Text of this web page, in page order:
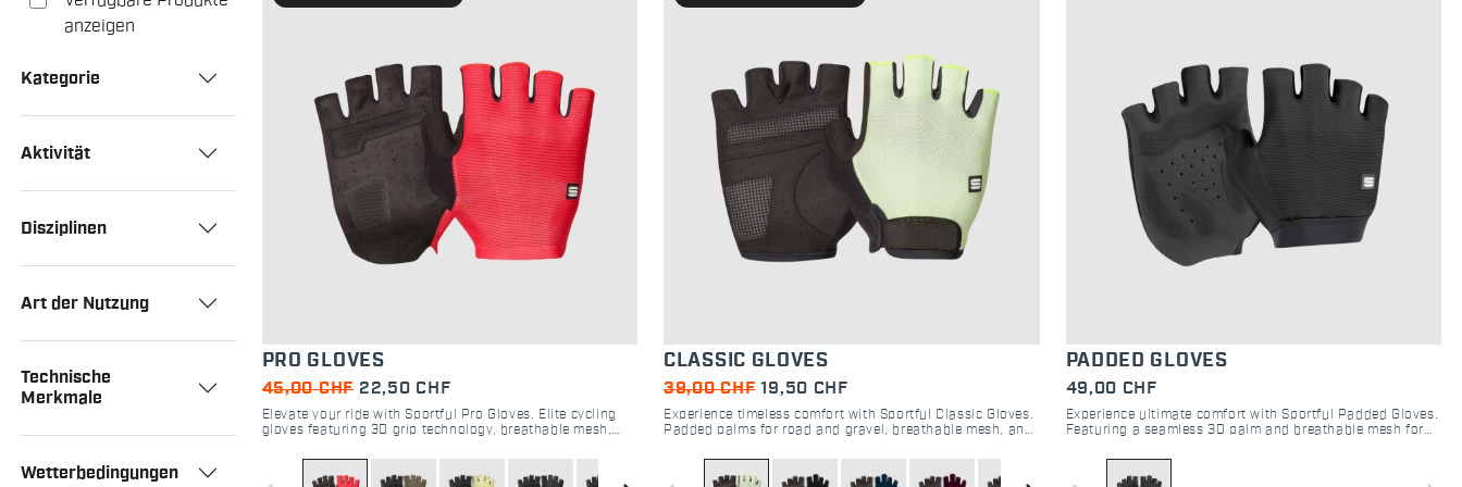
anzeigen
Kategorie
Aktivität
Disziplinen
Art der Nutzung
Technische
Merkmale
Wetterbedingungen
PRO GLOVES
45,00 CHF 22,50 CHF
Elevate your ride with Sportful Pro Gloves. Elite cycling
gloves featuring 3D grip technology, breathable mesh,
CLASSIC GLOVES
39,00 CHF 19,50 CHF
Experience timeless comfort with Sportful Classic Gloves.
Padded palms for road and gravel, breathable mesh, and
PADDED GLOVES
49,00 CHF
Experience ultimate comfort with Sportful Padded Gloves.
Featuring a seamless 3D palm and breathable mesh for